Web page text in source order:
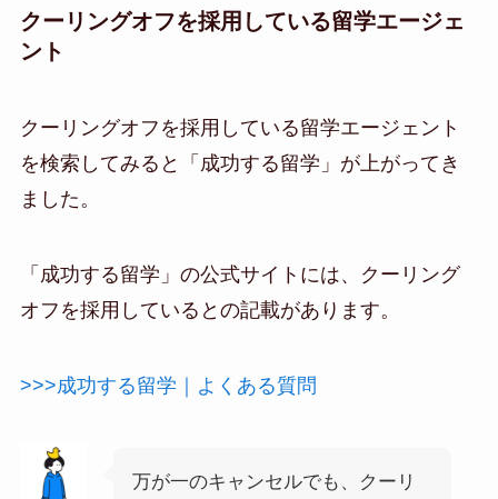
クーリングオフを採用している留学エージェ
ント
クーリングオフを採用している留学エージェント
を検索してみると「成功する留学」が上がってき
ました。
「成功する留学」の公式サイトには、クーリング
オフを採用しているとの記載があります。
>>>成功する留学｜よくある質問
万が一のキャンセルでも、クーリ